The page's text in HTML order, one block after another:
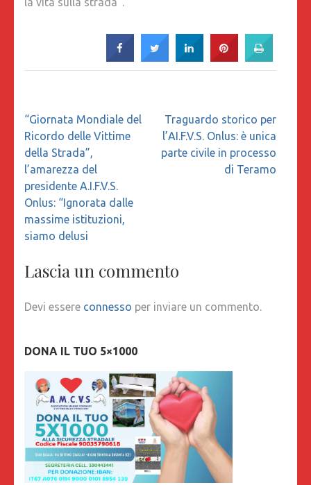
Navigazione
articoli
“Giornata Mondiale del
Ricordo delle Vittime
della Strada”,
l’amarezza del
presidente A.I.F.V.S.
Onlus: “Ignorata dalle
massime istituzioni,
siamo delusi
Traguardo storico per
l’AI.F.V.S. Onlus: è unica
parte civile in processo
di Teramo
Lascia un commento
Devi essere connesso per inviare un commento.
DONA IL TUO 5×1000